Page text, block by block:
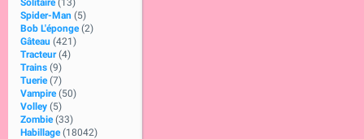
Solitaire (13)
Spider-Man (5)
Bob L'éponge (2)
Gâteau (421)
Tracteur (4)
Trains (9)
Tuerie (7)
Vampire (50)
Volley (5)
Zombie (33)
Habillage (18042)